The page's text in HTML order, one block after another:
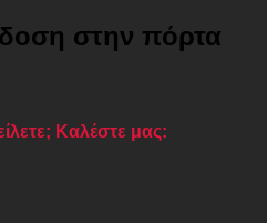
στην πόρτα
Καλέστε μας: